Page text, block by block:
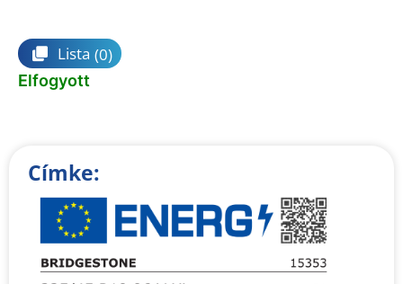
Lista (0)
Elfogyott
Címke: